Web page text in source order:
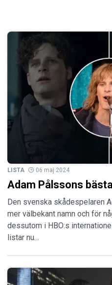
LISTA 06 maj 2024
Adam Pålssons
Den svenska skådespelaren
mer välbekant namn och för
dessutom i HBO:s
listar nu…